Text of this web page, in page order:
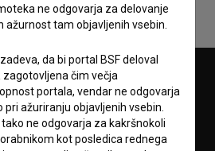
ne odgovarja za delovanje
ažurnost tam objavljenih vsebin.
da bi portal BSF deloval
čim večja
portala, vendar ne odgovarja
ažuriranju objavljenih vsebin.
ne odgovarja za kakršnokoli
kot posledica rednega